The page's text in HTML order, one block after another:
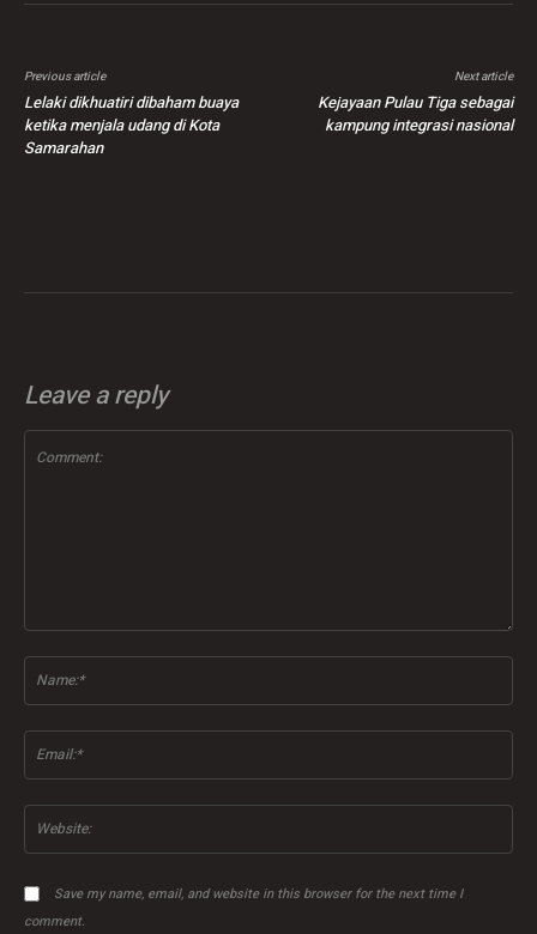
Previous article
Lelaki dikhuatiri dibaham buaya
ketika menjala udang di Kota
Samarahan
Next article
Kejayaan Pulau Tiga sebagai
kampung integrasi nasional
Leave a reply
Save my name, email, and website in this browser for the next time I
comment.